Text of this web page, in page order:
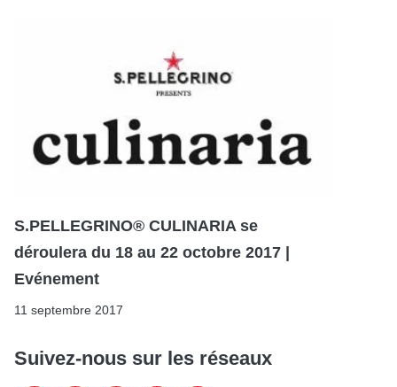
S.PELLEGRINO® CULINARIA se
déroulera du 18 au 22 octobre 2017 |
Evénement
11 septembre 2017
Suivez-nous sur les réseaux